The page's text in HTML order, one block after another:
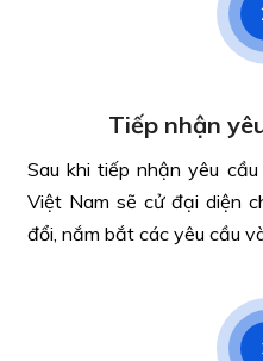
Tiếp nhận
Sau khi tiếp nhận yêu
Việt Nam sẽ cử đại diện
đổi, nắm bắt các yêu cầu